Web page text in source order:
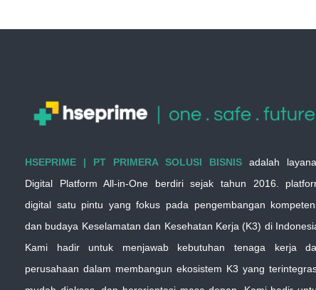
HSEPRIME | PT PRIMERA SOLUSI BISNIS adalah
Digital Platform All-in-One berdiri sejak tahun 2016.
digital satu pintu yang fokus pada pengembangan
dan budaya Keselamatan dan Kesehatan Kerja (K3) di
Kami hadir untuk menjawab kebutuhan tenaga kerja
perusahaan dalam membangun ekosistem K3 yang